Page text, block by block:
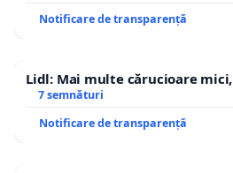
Notificare de transparență
Lidl: Mai multe cărucioare
7 semnături
Notificare de transparență